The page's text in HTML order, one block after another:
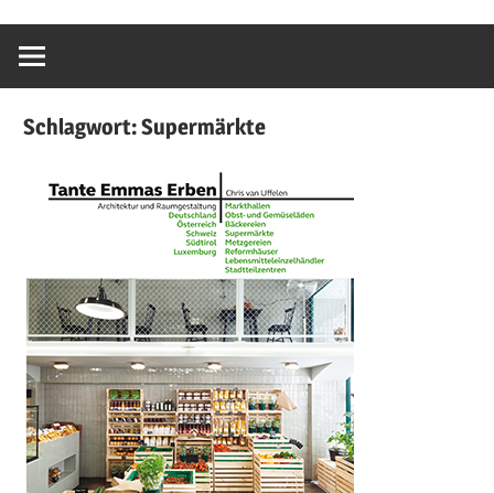
Schlagwort:Supermärkte